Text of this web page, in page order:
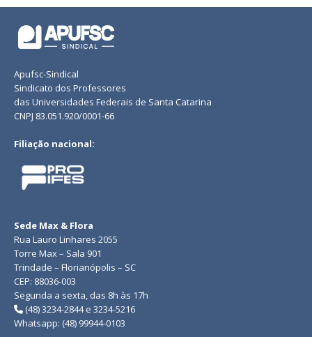
Apufsc-Sindical
Sindicato dos Professores
das Universidades Federais de Santa Catarina
CNPJ 83.051.920/0001-66
Filiação nacional:
Sede Max & Flora
Rua Lauro Linhares 2055
Torre Max – Sala 901
Trindade – Florianópolis – SC
CEP: 88036-003
Segunda a sexta, das 8h às 17h
(48) 3234-2844 e 3234-5216
Whatsapp: (48) 99944-0103